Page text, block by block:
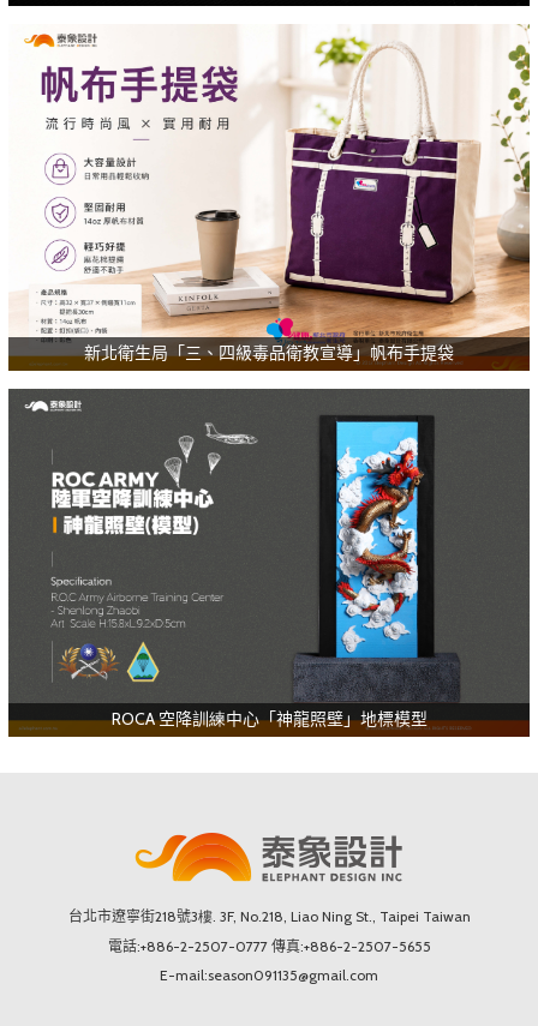
新北衛生局「三、四級毒品衛教宣導」帆布手提袋
ROCA 空降訓練中心「神龍照壁」地標模型
台北市遼寧街218號3樓. 3F, No.218, Liao Ning St., Taipei Taiwan
電話:+886-2-2507-0777 傳真:+886-2-2507-5655
E-mail:season091135@gmail.com